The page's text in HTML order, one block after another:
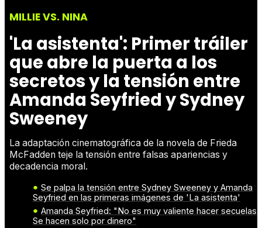
MILLIE VS. NINA
'La asistenta': Primer tráiler
que abre la puerta a los
secretos y la tensión entre
Amanda Seyfried y Sydney
Sweeney
La adaptación cinematográfica de la novela de Frieda
McFadden teje la tensión entre falsas apariencias y
decadencia moral.
Se palpa la tensión entre Sydney Sweeney y Amanda
Seyfried en las primeras imágenes de 'La asistenta'
Amanda Seyfried: "No es muy valiente hacer secuelas.
Se hacen solo por dinero"